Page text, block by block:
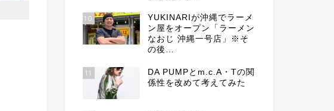
10
YUKINARIが沖縄でラーメ
ン屋をオープン「ラーメン
なおじ 沖縄一号店」※そ
の後…
11
DA PUMPとm.c.A・Tの関
係性を改めて考えてみた